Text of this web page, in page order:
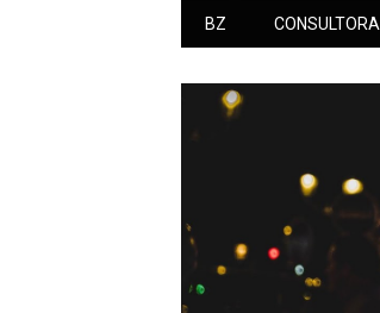
BZ CONSULTORA